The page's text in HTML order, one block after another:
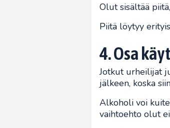
Olut sisältää
Piitä löytyy
4. Osa
Jotkut urheilijat
jälkeen, koska
Alkoholi voi
vaihtoehto olut